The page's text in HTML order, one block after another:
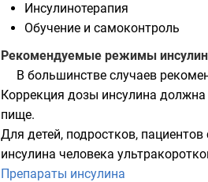
Инсулинотерапия
Обучение и самоконтроль
Рекомендуемые режимы
В большинстве случаев
Коррекция дозы инсулина должна
пище.
Для детей, подростков,
инсулина человека
Препараты инсулина